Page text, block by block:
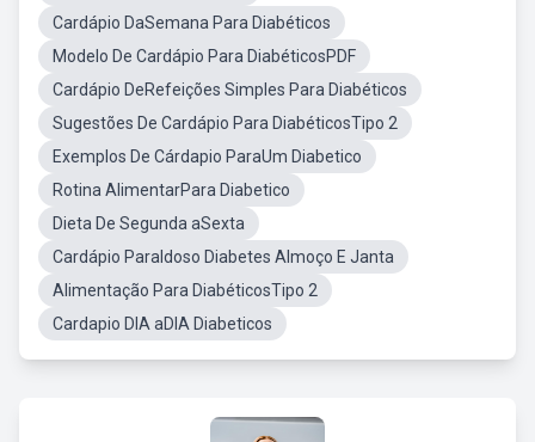
Cardápio DaSemana Para Diabéticos
Modelo De Cardápio Para DiabéticosPDF
Cardápio DeRefeições Simples Para Diabéticos
Sugestões De Cardápio Para DiabéticosTipo 2
Exemplos De Cárdapio ParaUm Diabetico
Rotina AlimentarPara Diabetico
Dieta De Segunda aSexta
Cardápio ParaIdoso Diabetes Almoço E Janta
Alimentação Para DiabéticosTipo 2
Cardapio DIA aDIA Diabeticos